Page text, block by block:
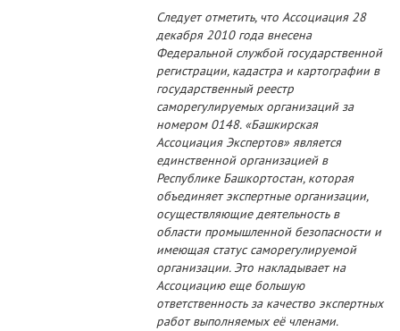
Следует отметить, что Ассоциация 28
декабря 2010 года внесена
Федеральной службой государственной
регистрации, кадастра и картографии в
государственный реестр
саморегулируемых организаций за
номером 0148. «Башкирская
Ассоциация Экспертов» является
единственной организацией в
Республике Башкортостан, которая
объединяет экспертные организации,
осуществляющие деятельность в
области промышленной безопасности и
имеющая статус саморегулируемой
организации. Это накладывает на
Ассоциацию еще большую
ответственность за качество экспертных
работ выполняемых её членами.